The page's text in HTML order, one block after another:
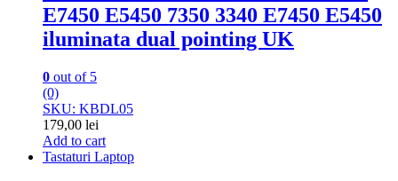
E7450 E5450 7350 3340 E7450 E5450
iluminata dual pointing UK
0 out of 5
(0)
SKU: KBDL05
179,00 lei
Add to cart
Tastaturi Laptop